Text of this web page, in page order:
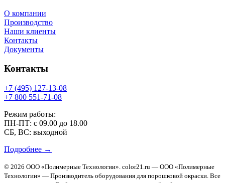
О компании
Производство
Наши клиенты
Контакты
Документы
Контакты
+7 (495) 127-13-08
+7 800 551-71-08
Режим работы:
ПН-ПТ: с 09.00 до 18.00
СБ, ВС: выходной
Подробнее →
© 2026 ООО «Полимерные Технологии». color21.ru — ООО «Полимерные
Технологии» — Производитель оборудования для порошковой окраски. Все